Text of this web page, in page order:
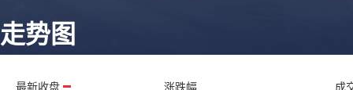
走势图
最新收盘 涨跌幅 成